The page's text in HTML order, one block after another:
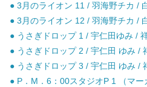
● 3月のライオン 11 / 羽海野チカ /
● 3月のライオン 12 / 羽海野チカ /
● うさぎドロップ 1 / 宇仁田ゆみ /
● うさぎドロップ 2 / 宇仁田 ゆみ /
● うさぎドロップ 3 / 宇仁田 ゆみ /
● P．M．6：00スタジオP 1 （マ